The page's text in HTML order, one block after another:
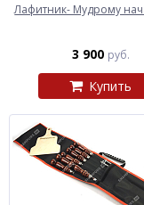
Лафитник- Мудрому
3 900 руб.
Купить